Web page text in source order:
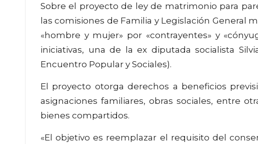
Sobre el proyecto de ley de matrimonio para
las comisiones de Familia y Legislación General
«hombre y mujer» por «contrayentes» y
iniciativas, una de la ex diputada socialista
Encuentro Popular y Sociales).
El proyecto otorga derechos a beneficios
asignaciones familiares, obras sociales, entre
bienes compartidos.
«El objetivo es reemplazar el requisito del